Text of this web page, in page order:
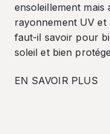
ensoleillement mais
rayonnement UV et
faut-il savoir pour
soleil et bien
EN SAVOIR PLUS